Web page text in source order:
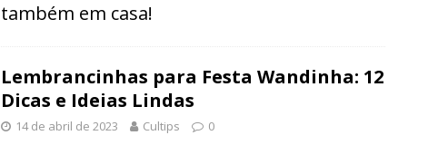
também em casa!
Lembrancinhas para Festa Wandinha: 12
Dicas e Ideias Lindas
14 de abril de 2023 Cultips 0